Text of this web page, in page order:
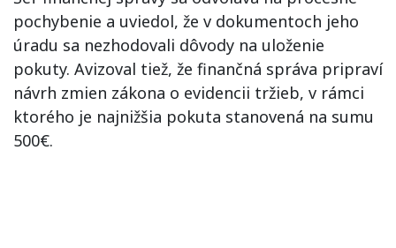
pochybenie a uviedol, že v dokumentoch jeho
úradu sa nezhodovali dôvody na uloženie
pokuty. Avizoval tiež, že finančná správa pripraví
návrh zmien zákona o evidencii tržieb, v rámci
ktorého je najnižšia pokuta stanovená na sumu
500€.